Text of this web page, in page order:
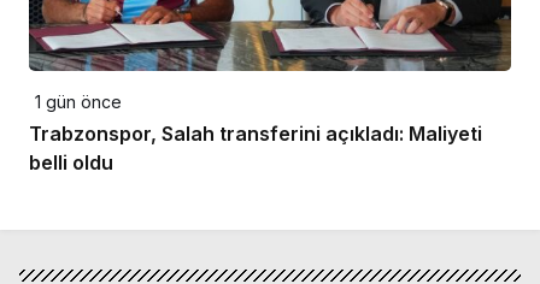
1 gün önce
Trabzonspor, Salah transferini açıkladı: Maliyeti
belli oldu